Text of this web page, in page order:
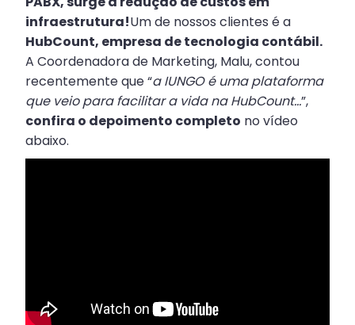
infraestrutura!Um de nossos clientes é a
HubCount, empresa de tecnologia contábil.
A Coordenadora de Marketing, Malu, contou
recentemente que “a IUNGO é uma plataforma
que veio para facilitar a vida na HubCount...”,
confira o depoimento completo no vídeo
abaixo.